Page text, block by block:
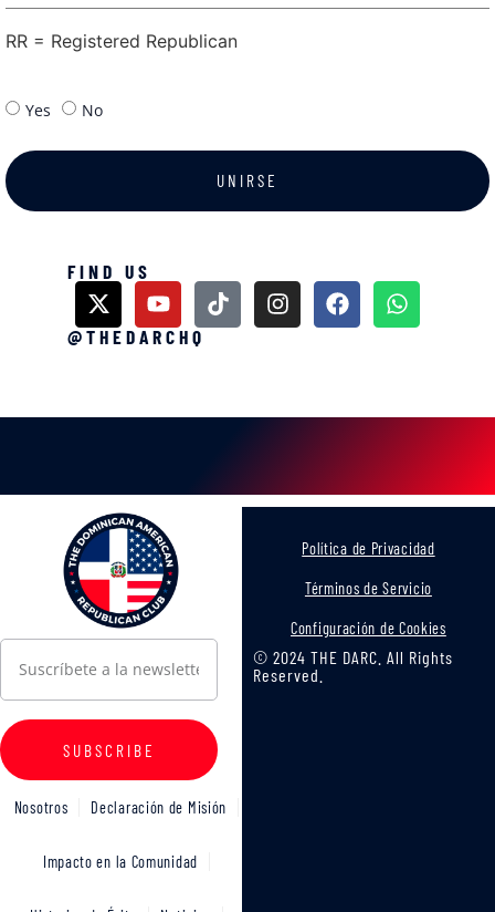
RR = Registered Republican
Yes No
UNIRSE
FIND US
@THEDARCHQ
SUBSCRIBE
Nosotros Declaración de Misión
Impacto en la Comunidad
© 2024 THE DARC. All Rights
Reserved.
Política de Privacidad
Términos de Servicio
Configuración de Cookies